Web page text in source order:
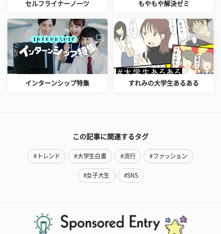
セルフライナーノーツ もやもや解決ゼミ
インターンシップ特集 すれみの大学生あるある
この記事に関連するタグ
#トレンド #大学生白書 #流行 #ファッション
#女子大生 #SNS